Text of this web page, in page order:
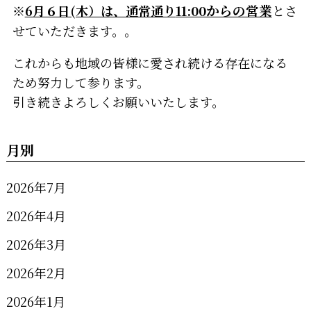
※6月６日(木）は、通常通り11:00からの営業とさ
せていただきます。。
これからも地域の皆様に愛され続ける存在になる
ため努力して参ります。
引き続きよろしくお願いいたします。
月別
2026年7月
2026年4月
2026年3月
2026年2月
2026年1月